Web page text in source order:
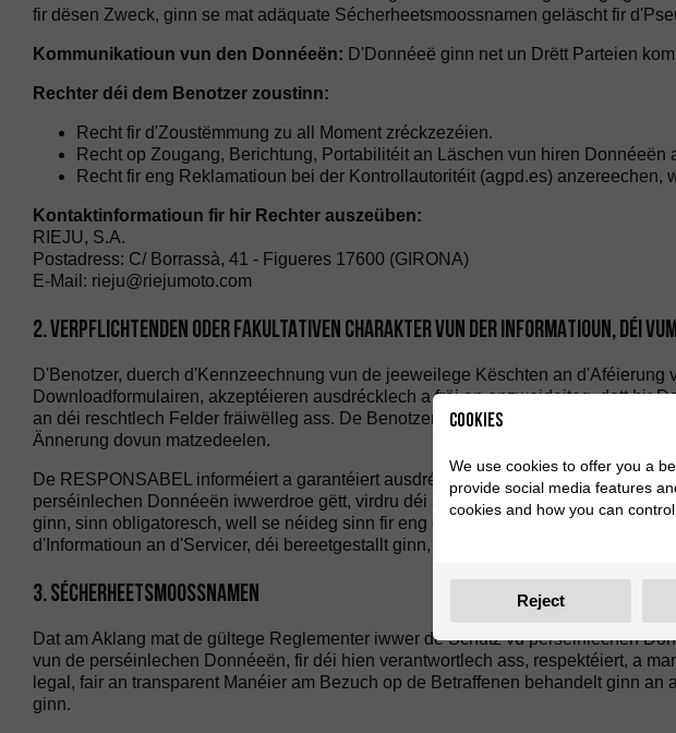
fir dësen Zweck, ginn se mat adäquate Sécherheetsmoossnamen geläscht fir
Kommunikatioun vun den Donnéeën: D'Donnéeë ginn net un Drëtt Parteien
Rechter déi dem Benotzer zoustinn:
Recht fir d'Zoustëmmung zu all Moment zréckzezéien.
Recht op Zougang, Berichtung, Portabilitéit an Läschen vun hiren
Recht fir eng Reklamatioun bei der Kontrollautoritéit (agpd.es)
Kontaktinformatioun fir hir Rechter auszeüben:
RIEJU, S.A.
Postadress: C/ Borrassà, 41 - Figueres 17600 (GIRONA)
E-Mail: rieju@riejumoto.com
2. VERPFLICHTENDEN ODER FAKULTATIVEN CHARAKTER VUN DER INFORMATIOUN, DÉI
D'Benotzer, duerch d'Kennzeechnung vun de jeeweilege Këschten an
Downloadformulairen, akzeptéieren ausdrécklech a fräi an onzweideiteg, datt hir
an déi reschtlech Felder fräiwëlleg ass. De Benotzer garantéiert datt déi
Ännerung dovun matzedeelen.
De RESPONSABEL informéiert a garantéiert ausdrécklech de Benotzer datt hir
perséinlechen Donnéeën iwwerdroe gëtt, virdru déi ausdrécklech, informéiert an
ginn, sinn obligatoresch, well se néideg sinn fir eng optimal Servicerubidderung
d'Informatioun an d'Servicer, déi bereetgestallt ginn, komplett un hir Bedierfnesser
3. SÉCHERHEETSMOOSSNAMEN
Dat am Aklang mat de gültege Reglementer iwwer de Schutz vu perséinlechen
vun de perséinlechen Donnéeën, fir déi hien verantwortlech ass, respektéiert, a
legal, fair an transparent Manéier am Bezuch op de Betraffenen behandelt ginn
ginn.
Cookies
We use cookies to offer you a
provide social media features
cookies and how you can
Reject